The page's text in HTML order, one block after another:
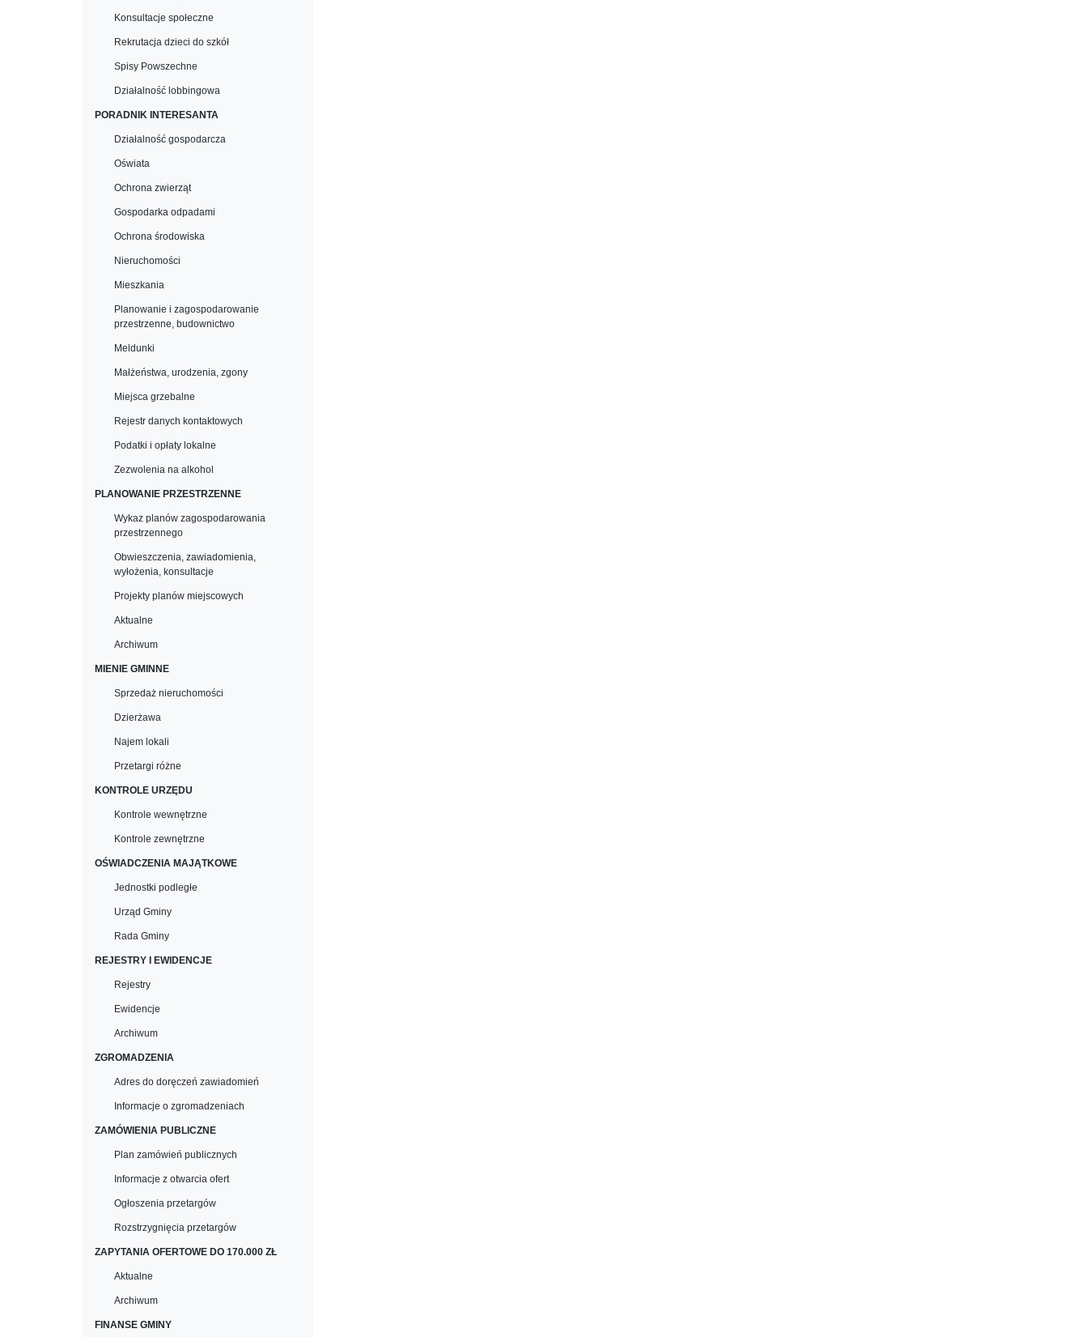
Konsultacje społeczne
Rekrutacja dzieci do szkół
Spisy Powszechne
Działalność lobbingowa
PORADNIK INTERESANTA
Działalność gospodarcza
Oświata
Ochrona zwierząt
Gospodarka odpadami
Ochrona środowiska
Nieruchomości
Mieszkania
Planowanie i zagospodarowanie
przestrzenne, budownictwo
Meldunki
Małżeństwa, urodzenia, zgony
Miejsca grzebalne
Rejestr danych kontaktowych
Podatki i opłaty lokalne
Zezwolenia na alkohol
PLANOWANIE PRZESTRZENNE
Wykaz planów zagospodarowania
przestrzennego
Obwieszczenia, zawiadomienia,
wyłożenia, konsultacje
Projekty planów miejscowych
Aktualne
Archiwum
MIENIE GMINNE
Sprzedaż nieruchomości
Dzierżawa
Najem lokali
Przetargi różne
KONTROLE URZĘDU
Kontrole wewnętrzne
Kontrole zewnętrzne
OŚWIADCZENIA MAJĄTKOWE
Jednostki podległe
Urząd Gminy
Rada Gminy
REJESTRY I EWIDENCJE
Rejestry
Ewidencje
Archiwum
ZGROMADZENIA
Adres do doręczeń zawiadomień
Informacje o zgromadzeniach
ZAMÓWIENIA PUBLICZNE
Plan zamówień publicznych
Informacje z otwarcia ofert
Ogłoszenia przetargów
Rozstrzygnięcia przetargów
ZAPYTANIA OFERTOWE DO 170.000 ZŁ
Aktualne
Archiwum
FINANSE GMINY